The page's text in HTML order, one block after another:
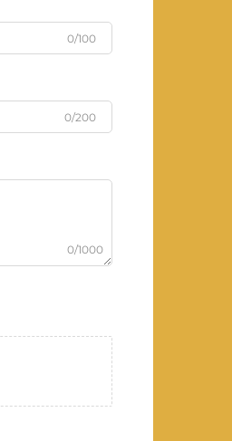
0/100
0/200
0/1000